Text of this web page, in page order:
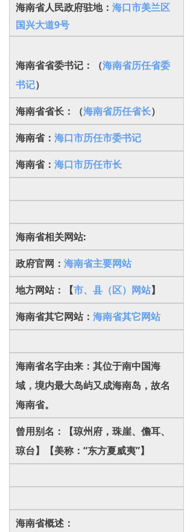
海南省人民政府驻地： 海口市美兰区
国兴大道9号
海南省省委书记：（海南省历任省委
书记）
海南省省长：（海南省历任省长）
海南省： 海口市历任市委书记
海南省： 海口市历任市长
海南省相关网站:
政府官网： 海南省主要网站
地方网站：【市、县（区）网站】
海南省其它网站： 海南省其它网站
海南省名字由来：其位于南中国海
域，境内最大岛屿又成海南岛，故名
海南省。
曾用别名：【琼州府，珠崖、儋耳、
琼台】【美称：“东方夏威夷”】
海南省概述：